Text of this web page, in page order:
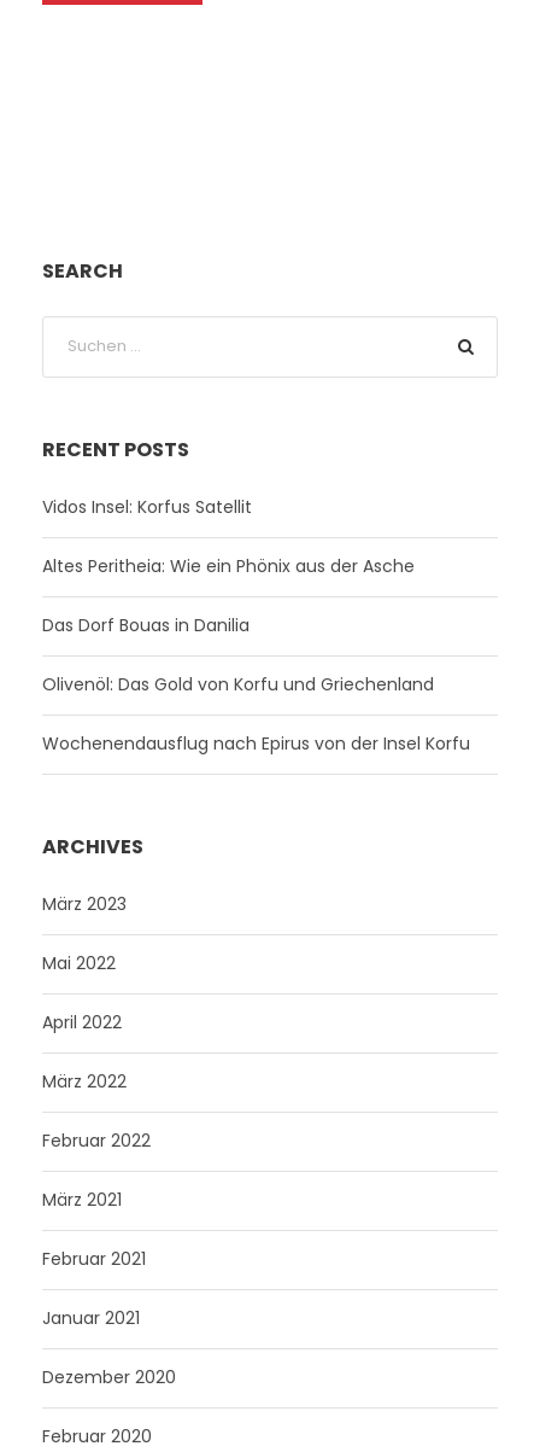
SEARCH
RECENT POSTS
Vidos Insel: Korfus Satellit
Altes Peritheia: Wie ein Phönix aus der Asche
Das Dorf Bouas in Danilia
Olivenöl: Das Gold von Korfu und Griechenland
Wochenendausflug nach Epirus von der Insel Korfu
ARCHIVES
März 2023
Mai 2022
April 2022
März 2022
Februar 2022
März 2021
Februar 2021
Januar 2021
Dezember 2020
Februar 2020